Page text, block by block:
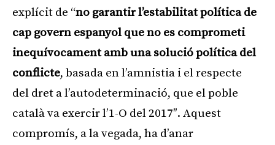
explícit de “no garantir l’estabilitat política de
cap govern espanyol que no es comprometi
inequívocament amb una solució política del
conflicte, basada en l’amnistia i el respecte
del dret a l’autodeterminació, que el poble
català va exercir l’1-O del 2017″. Aquest
compromís, a la vegada, ha d’anar